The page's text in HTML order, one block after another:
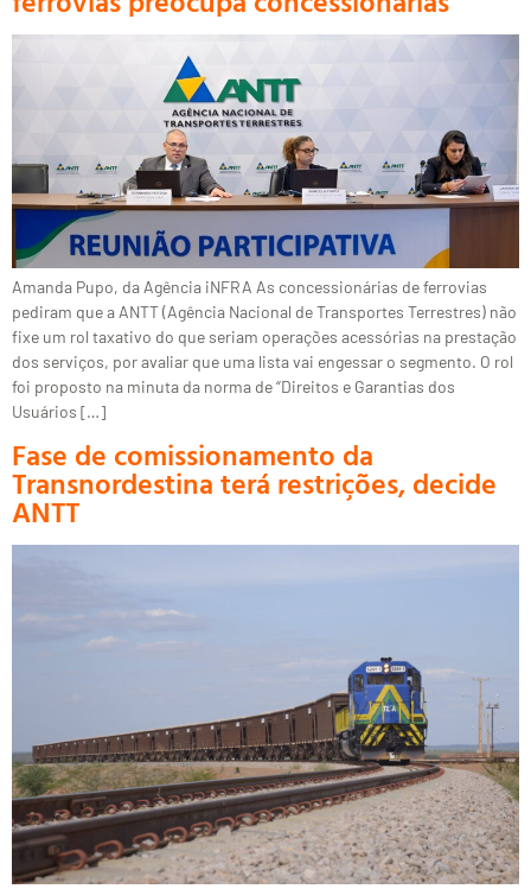
Amanda Pupo, da Agência iNFRA As concessionárias de ferrovias
pediram que a ANTT (Agência Nacional de Transportes Terrestres) não
fixe um rol taxativo do que seriam operações acessórias na prestação
dos serviços, por avaliar que uma lista vai engessar o segmento. O rol
foi proposto na minuta da norma de “Direitos e Garantias dos
Usuários […]
Fase de comissionamento da
Transnordestina terá restrições, decide
ANTT